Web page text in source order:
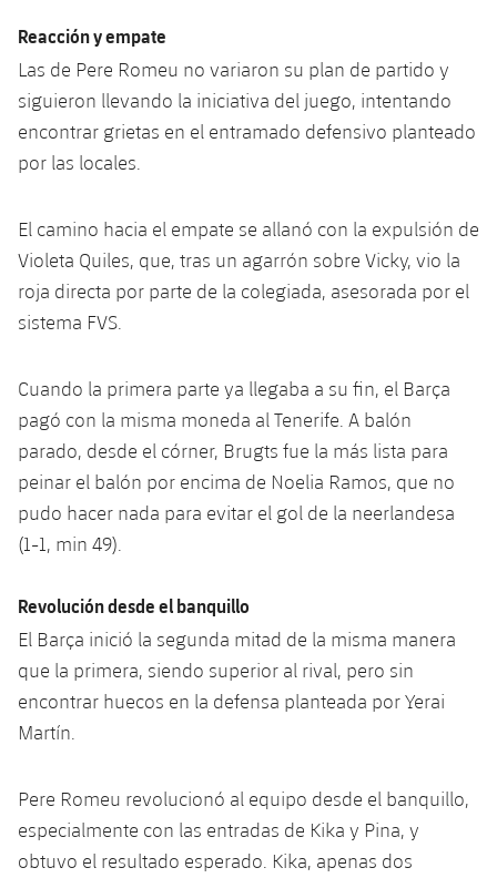
Jugadores
Historia
Clasificaciones
Juvenil
Infantil
Alevín
Noticias
plusicon
más
Actualidad
Masculino
Femenino
Agenda
plusicon
más
Actualidad
Jugadores
Calendario
Clasificaciones
Actualidad
Jugadores
Resultados
Clasificaciones
Hockey hierba
plusicon
más
Noticias
Hockey Hierba Femenino
Patinaje artístico
plusicon
más
Plantilla
Agenda
Rugby
plusicon
más
Actualidad
Jugadores
Resultados
Clasificaciones
Voleibol
plusicon
más
Noticias
Voleibol masculino
Voleibol femenino
Apúntate a las amateurs
plusicon
más
Apúntate a las amateurs
Carnet de las Secciones Amateurs
PLUSICON
MÁS
League of Legends
eFootball
Reacción y empate
Las de Pere Romeu no variaron su plan de partido y
siguieron llevando la iniciativa del juego, intentando
encontrar grietas en el entramado defensivo planteado
por las locales.
El camino hacia el empate se allanó con la expulsión de
Violeta Quiles, que, tras un agarrón sobre Vicky, vio la
roja directa por parte de la colegiada, asesorada por el
sistema FVS.
Cuando la primera parte ya llegaba a su fin, el Barça
pagó con la misma moneda al Tenerife. A balón
parado, desde el córner, Brugts fue la más lista para
peinar el balón por encima de Noelia Ramos, que no
pudo hacer nada para evitar el gol de la neerlandesa
(1-1, min 49).
Revolución desde el banquillo
El Barça inició la segunda mitad de la misma manera
que la primera, siendo superior al rival, pero sin
encontrar huecos en la defensa planteada por Yerai
Martín.
Pere Romeu revolucionó al equipo desde el banquillo,
especialmente con las entradas de Kika y Pina, y
obtuvo el resultado esperado. Kika, apenas dos